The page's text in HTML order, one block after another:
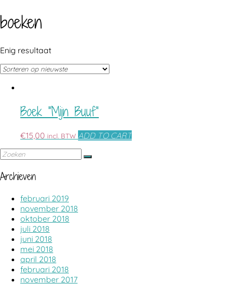
boeken
Enig resultaat
Boek “Mijn Buuf”
€15,00 incl. BTW ADD TO CART
Archieven
februari 2019
november 2018
oktober 2018
juli 2018
juni 2018
mei 2018
april 2018
februari 2018
november 2017